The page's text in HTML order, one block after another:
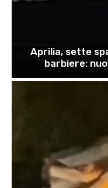
Aprilia, sette
barbiere: